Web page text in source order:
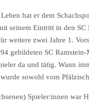
hat er dem
seinem Eintritt in den
weitere zwei Jahre 1.
gebildeten SC
da und tätig. Wann
sowohl vom
Spieler:innen war